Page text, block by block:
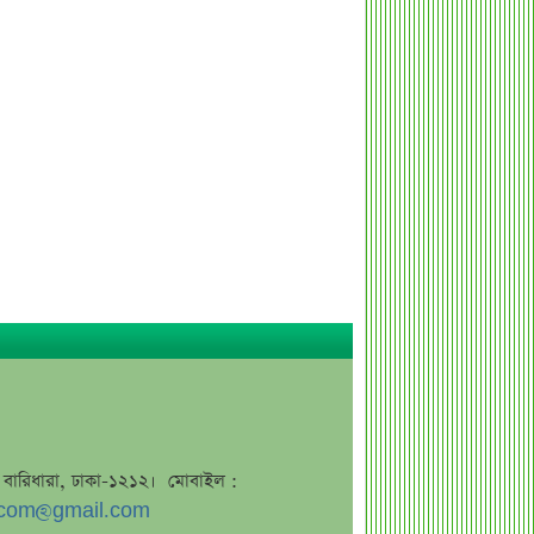
জনপ্রিয় অভিনেতা
মাত্র ২০ মিনিটে ৭ বিস্ফোরণ
ওয়েবসাইটে ‘Error 503’,
জানালেন উপদেষ্টা
ঢাকা-১২১২। মোবাইল :